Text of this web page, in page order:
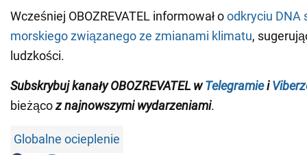
Wcześniej OBOZREVATEL informował oodkryciu DNA
morskiego związanego ze zmianami klimatu,
ludzkości.
Subskrybuj kanały OBOZREVATEL w Telegramiei
bieżącoznajnowszymi wydarzeniami.
Globalne ocieplenie